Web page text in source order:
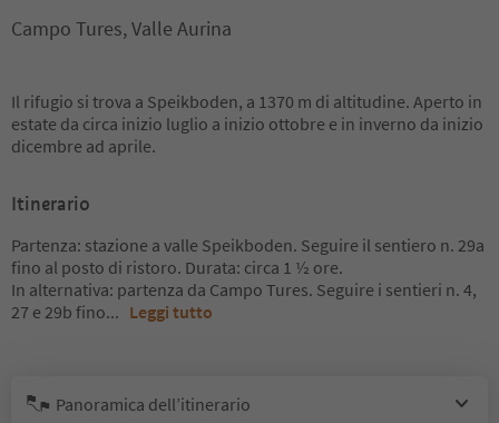
Campo Tures, Valle Aurina
Il rifugio si trova a Speikboden, a 1370 m di altitudine. Aperto in
estate da circa inizio luglio a inizio ottobre e in inverno da inizio
dicembre ad aprile.
Itinerario
Partenza: stazione a valle Speikboden. Seguire il sentiero n. 29a
fino al posto di ristoro. Durata: circa 1 ½ ore.
In alternativa: partenza da Campo Tures. Seguire i sentieri n. 4,
27 e 29b fino... Leggi tutto
Panoramica dell’itinerario